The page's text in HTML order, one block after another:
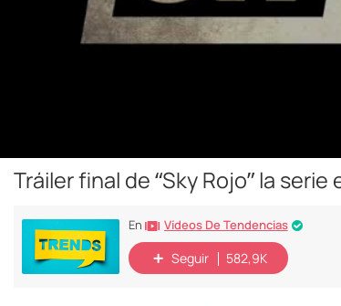
Tráiler final de “Sky Rojo” la
En Vídeos De Tendencias
Seguir 582,9K